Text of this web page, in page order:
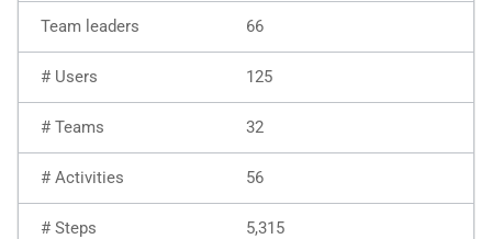
66
125
32
56
5,315